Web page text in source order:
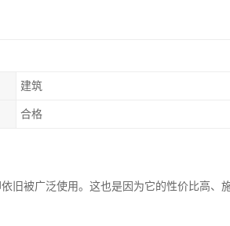
建筑
合格
旧被广泛使用。这也是因为它的性价比高、